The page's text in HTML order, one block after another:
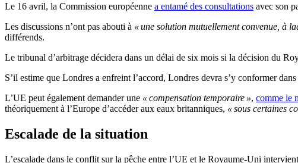
Le 16 avril, la Commission européenne a entamé des consultations avec son
Les discussions n’ont pas abouti à « une solution mutuellement convenue, à
différends.
Le tribunal d’arbitrage décidera dans un délai de six mois si la décision du
S’il estime que Londres a enfreint l’accord, Londres devra s’y conformer
L’UE peut également demander une « compensation temporaire », comme le
théoriquement à l’Europe d’accéder aux eaux britanniques, « sous certaines
Escalade de la situation
L’escalade dans le conflit sur la pêche entre l’UE et le Royaume-Uni